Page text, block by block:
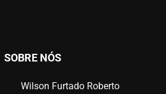
SOBRE NÓS
Wilson Furtado Roberto